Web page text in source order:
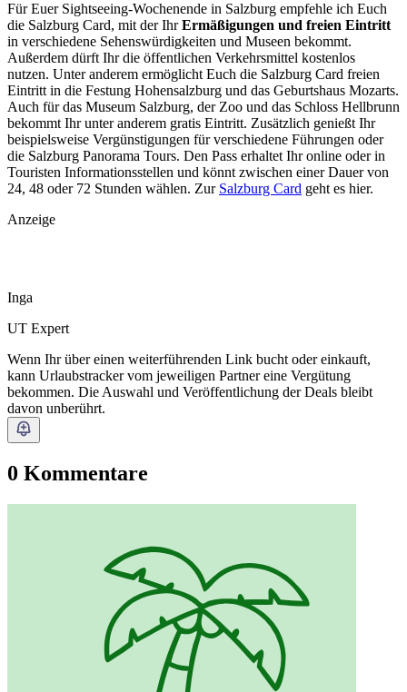
Für Euer Sightseeing-Wochenende in Salzburg empfehle ich Euch
die Salzburg Card, mit der IhrErmäßigungen und freien Eintritt
in verschiedene Sehenswürdigkeiten und Museen bekommt.
Außerdem dürft Ihr die öffentlichen Verkehrsmittel kostenlos
nutzen. Unter anderem ermöglicht Euch die Salzburg Card freien
Eintritt in die Festung Hohensalzburg und das Geburtshaus Mozarts.
Auch für das Museum Salzburg, der Zoo und das Schloss Hellbrunn
bekommt Ihr unter anderem gratis Eintritt. Zusätzlich genießt Ihr
beispielsweise Vergünstigungen für verschiedene Führungen oder
die Salzburg Panorama Tours. Den Pass erhaltet Ihr online oder in
Touristen Informationsstellen und könnt zwischen einer Dauer von
24, 48 oder 72 Stunden wählen. Zur Salzburg Card geht es hier.
Anzeige
Inga
UT Expert
Wenn Ihr über einen weiterführenden Link bucht oder einkauft,
kann Urlaubstracker vom jeweiligen Partner eine Vergütung
bekommen. Die Auswahl und Veröffentlichung der Deals bleibt
davon unberührt.
0 Kommentare